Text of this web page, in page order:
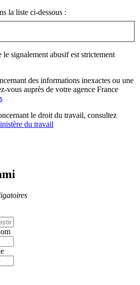
la liste ci-dessous :
signalement abusif est strictement
des informations inexactes ou une
vous auprès de votre agence France
le droit du travail, consultez
du travail